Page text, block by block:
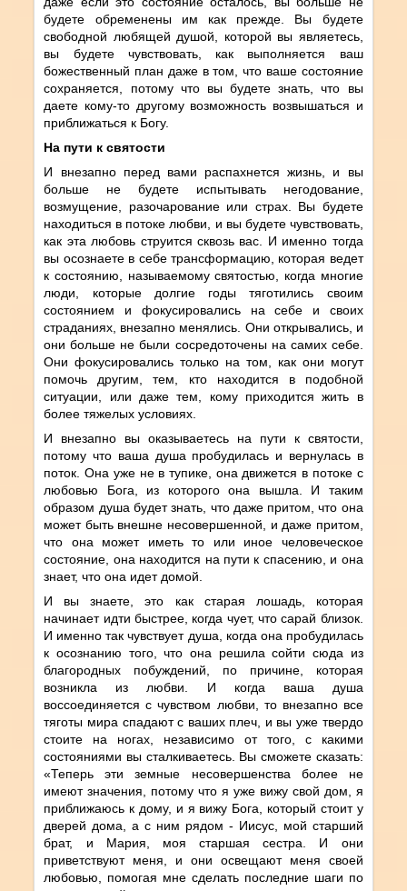
будете обременены им как прежде. Вы будете
свободной любящей душой, которой вы являетесь,
вы будете чувствовать, как выполняется ваш
божественный план даже в том, что ваше состояние
сохраняется, потому что вы будете знать, что вы
даете кому-то другому возможность возвышаться и
приближаться к Богу.
На пути к святости
И внезапно перед вами распахнется жизнь, и вы
больше не будете испытывать негодование,
возмущение, разочарование или страх. Вы будете
находиться в потоке любви, и вы будете чувствовать,
как эта любовь струится сквозь вас. И именно тогда
вы осознаете в себе трансформацию, которая ведет
к состоянию, называемому святостью, когда многие
люди, которые долгие годы тяготились своим
состоянием и фокусировались на себе и своих
страданиях, внезапно менялись. Они открывались, и
они больше не были сосредоточены на самих себе.
Они фокусировались только на том, как они могут
помочь другим, тем, кто находится в подобной
ситуации, или даже тем, кому приходится жить в
более тяжелых условиях.
И внезапно вы оказываетесь на пути к святости,
потому что ваша душа пробудилась и вернулась в
поток. Она уже не в тупике, она движется в потоке с
любовью Бога, из которого она вышла. И таким
образом душа будет знать, что даже притом, что она
может быть внешне несовершенной, и даже притом,
что она может иметь то или иное человеческое
состояние, она находится на пути к спасению, и она
знает, что она идет домой.
И вы знаете, это как старая лошадь, которая
начинает идти быстрее, когда чует, что сарай близок.
И именно так чувствует душа, когда она пробудилась
к осознанию того, что она решила сойти сюда из
благородных побуждений, по причине, которая
возникла из любви. И когда ваша душа
воссоединяется с чувством любви, то внезапно все
тяготы мира cпадают с ваших плеч, и вы уже твердо
стоите на ногах, независимо от того, с какими
состояниями вы сталкиваетесь. Вы сможете сказать:
«Теперь эти земные несовершенства более не
имеют значения, потому что я уже вижу свой дом, я
приближаюсь к дому, и я вижу Бога, который стоит у
дверей дома, а с ним рядом - Иисус, мой старший
брат, и Мария, моя старшая сестра. И они
приветствуют меня, и они освещают меня своей
любовью, помогая мне сделать последние шаги по